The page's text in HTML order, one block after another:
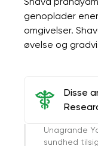
genoplader
omgivelser.
øvelse og
Disse
Unagrande
sundhed